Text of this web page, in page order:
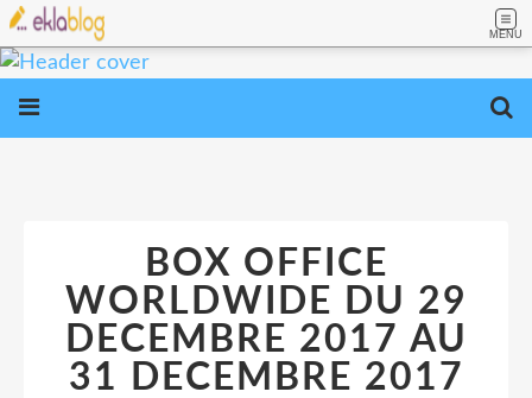
MENU
BOX OFFICE
WORLDWIDE DU 29
DECEMBRE 2017 AU
31 DECEMBRE 2017